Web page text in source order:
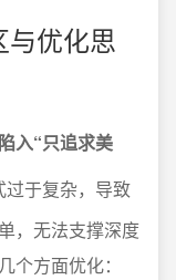
优化思
入“只追求美
过于复杂，导致
，无法支撑深度
个方面优化：